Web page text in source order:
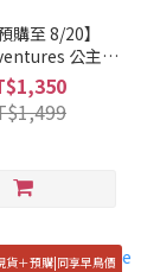
購至 8/20】
公主包
- 人魚公主
貨＋預購|同享早鳥價